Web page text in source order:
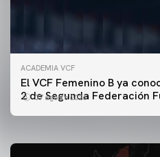
ACADEMIA VCF
El VCF Femenino B ya
2 de Segunda Federación
07 agosto 2026
PRIMER EQUIPO
ENTRENAMIENTO DEL